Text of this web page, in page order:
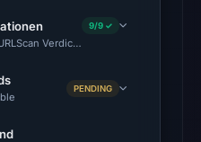
Verdict · Cloudflare Radar
9/9 ✓
PENDING